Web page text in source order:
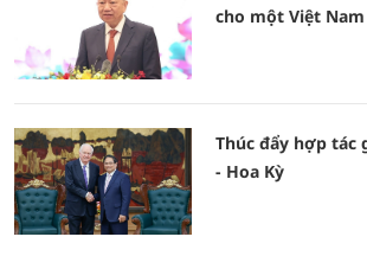
cho một Việt
Thúc đẩy hợp tác
- Hoa Kỳ